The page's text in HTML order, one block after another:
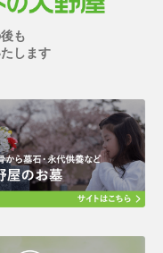
も
します